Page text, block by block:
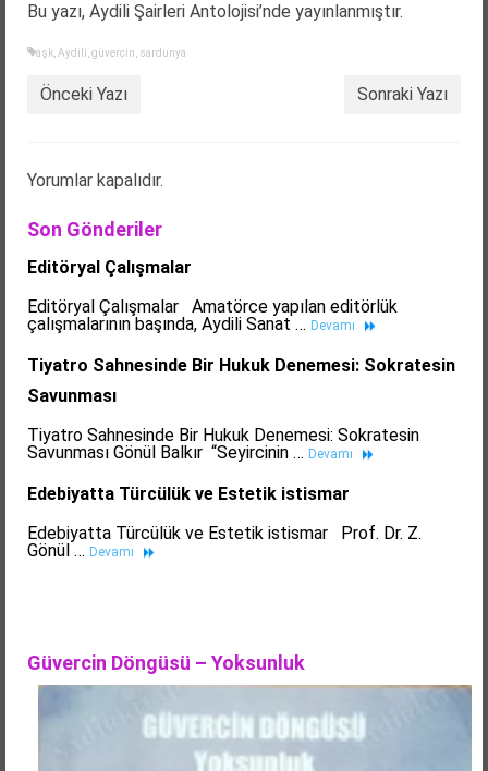
­Bu yazı, Aydili Şairleri Antolojisi’nde yayınlanmıştır.
aşk Aydili güvercin sardunya
Önceki Yazı Sonraki Yazı
Yorumlar kapalıdır.
Son Gönderiler
Editöryal Çalışmalar
Editöryal Çalışmalar Amatörce yapılan editörlük
çalışmalarının başında, Aydili Sanat … Devamı
Tiyatro Sahnesinde Bir Hukuk Denemesi: Sokratesin
Savunması
Tiyatro Sahnesinde Bir Hukuk Denemesi: Sokratesin
Savunması Gönül Balkır “Seyircinin … Devamı
Edebiyatta Türcülük ve Estetik istismar
Edebiyatta Türcülük ve Estetik istismar Prof. Dr. Z.
Gönül … Devamı
Güvercin Döngüsü – Yoksunluk